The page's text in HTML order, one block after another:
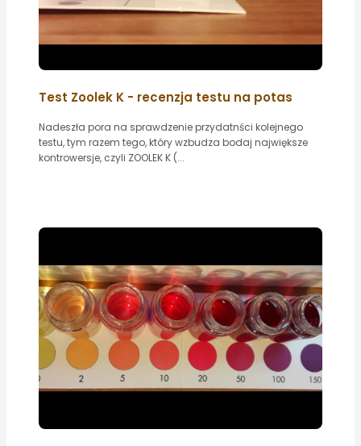
Test Zoolek K - recenzja testu na potas
Nadeszła pora na sprawdzenie przydatnści kolejnego
testu, tym razem tego, który wzbudza bodaj największe
kontrowersje, czyli ZOOLEK K (...